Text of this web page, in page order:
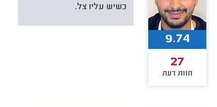
כשיש עליו צל.
9.74
27
חוות דעת